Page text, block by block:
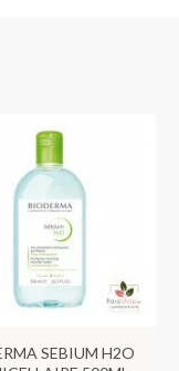
SEBIUM H2O